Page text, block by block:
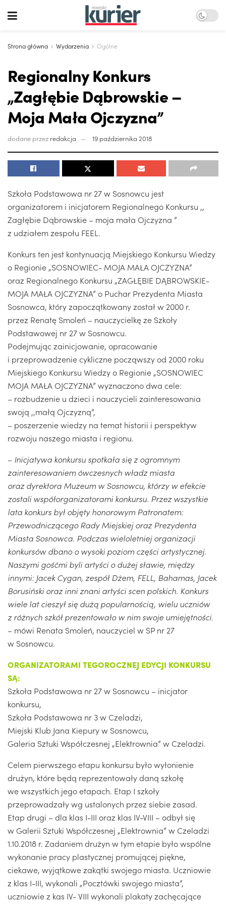
Strona główna Wydarzenia Ogólne
Regionalny Konkurs
„Zagłębie Dąbrowskie –
Moja Mała Ojczyzna”
dodane przez redakcja 19 października 2018
Szkoła Podstawowa nr 27 w Sosnowcu jest
organizatorem i inicjatorem Regionalnego Konkursu ,,
Zagłębie Dąbrowskie – moja mała Ojczyzna ”
z udziałem zespołu FEEL.
Konkurs ten jest kontynuacją Miejskiego Konkursu Wiedzy
o Regionie „SOSNOWIEC- MOJA MAŁA OJCZYZNA”
oraz Regionalnego Konkursu „ZAGŁĘBIE DĄBROWSKIE-
MOJA MAŁA OJCZYZNA” o Puchar Prezydenta Miasta
Sosnowca, który zapoczątkowany został w 2000 r.
przez Renatę Smoleń – nauczycielkę ze Szkoły
Podstawowej nr 27 w Sosnowcu.
Podejmując zainicjowanie, opracowanie
i przeprowadzenie cykliczne począwszy od 2000 roku
Miejskiego Konkursu Wiedzy o Regionie „SOSNOWIEC
MOJA MAŁA OJCZYZNA” wyznaczono dwa cele:
– rozbudzenie u dzieci i nauczycieli zainteresowania
swoją ,,małą Ojczyzną”,
– poszerzenie wiedzy na temat historii i perspektyw
rozwoju naszego miasta i regionu.
– Inicjatywa konkursu spotkała się z ogromnym
zainteresowaniem ówczesnych władz miasta
oraz dyrektora Muzeum w Sosnowcu, którzy w efekcie
zostali współorganizatorami konkursu. Przez wszystkie
lata konkurs był objęty honorowym Patronatem:
Przewodniczącego Rady Miejskiej oraz Prezydenta
Miasta Sosnowca. Podczas wieloletniej organizacji
konkursów dbano o wysoki poziom części artystycznej.
Naszymi gośćmi byli artyści o dużej sławie, między
innymi: Jacek Cygan, zespół Dżem, FELL, Bahamas, Jacek
Borusiński oraz inni znani artyści scen polskich. Konkurs
wiele lat cieszył się dużą popularnością, wielu uczniów
z różnych szkół prezentowało w nim swoje umiejętności.
– mówi Renata Smoleń, nauczyciel w SP nr 27
w Sosnowcu.
ORGANIZATORAMI TEGOROCZNEJ EDYCJI KONKURSU
SĄ:
Szkoła Podstawowa nr 27 w Sosnowcu – inicjator
konkursu,
Szkoła Podstawowa nr 3 w Czeladzi,
Miejski Klub Jana Kiepury w Sosnowcu,
Galeria Sztuki Współczesnej „Elektrownia” w Czeladzi.
Celem pierwszego etapu konkursu było wyłonienie
drużyn, które będą reprezentowały daną szkołę
we wszystkich jego etapach. Etap I szkoły
przeprowadzały wg ustalonych przez siebie zasad.
Etap drugi – dla klas I-III oraz klas IV-VIII – odbył się
w Galerii Sztuki Współczesnej „Elektrownia” w Czeladzi
1.10.2018 r. Zadaniem drużyn w tym etapie było wspólne
wykonanie pracy plastycznej promującej piękne,
ciekawe, wyjątkowe zakątki swojego miasta. Uczniowie
z klas I-III, wykonali „Pocztówki swojego miasta”,
uczniowie z kas IV- VIII wykonali plakaty zachęcające